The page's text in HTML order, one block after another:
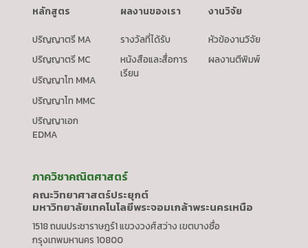
หลักสูตร
ปริญญาตรี MA
ปริญญาตรี MC
ปริญญาโท MMA
ปริญญาโท MMC
ปริญญาเอก
EDMA
ผลงานของเรา
รางวัลที่ได้รับ
หนังสือและสื่อการ
เรียน
งานวิจัย
หัวข้องานวิจัย
ผลงานตีพิมพ์
ภาควิชาคณิตศาสตร์
คณะวิทยาศาสตร์ประยุกต์
มหาวิทยาลัยเทคโนโลยีพระจอมเกล้าพระนครเหนือ
1518 ถนนประชาราษฎร์1 แขวงวงศ์สว่าง เขตบางซื่อ
กรุงเทพมหานคร 10800